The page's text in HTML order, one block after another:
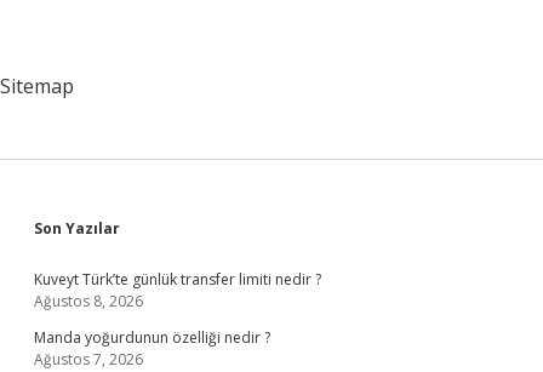
Sitemap
Sidebar
Son Yazılar
Kuveyt Türk’te günlük transfer limiti nedir ?
Ağustos 8, 2026
Manda yoğurdunun özelliği nedir ?
Ağustos 7, 2026